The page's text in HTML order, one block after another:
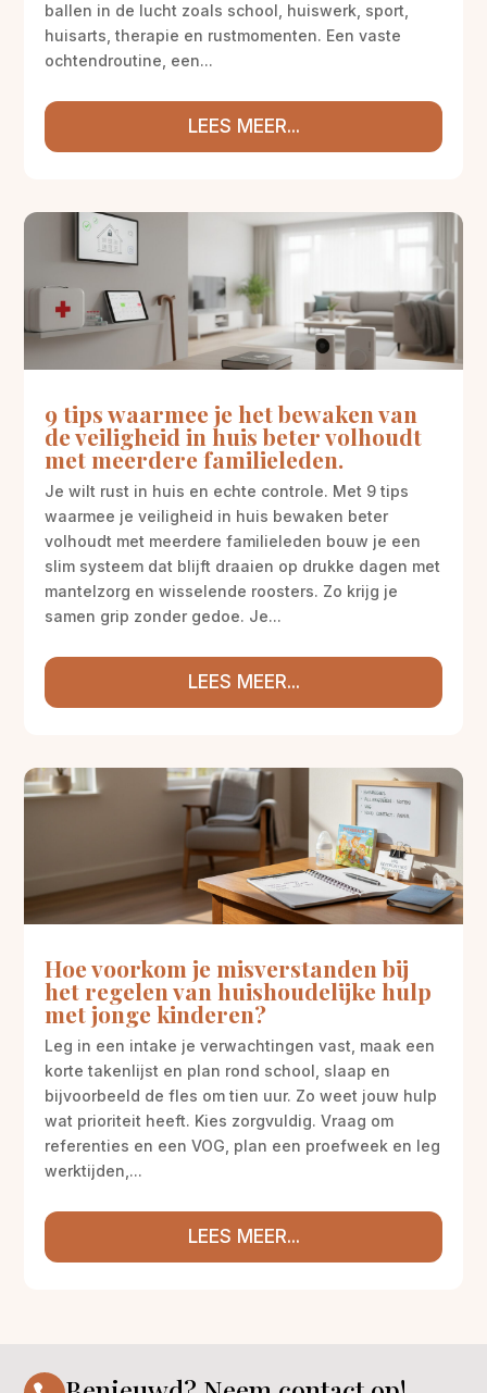
ballen in de lucht zoals school, huiswerk, sport,
huisarts, therapie en rustmomenten. Een vaste
ochtendroutine, een...
LEES MEER...
9 tips waarmee je het bewaken van
de veiligheid in huis beter volhoudt
met meerdere familieleden.
Je wilt rust in huis en echte controle. Met 9 tips
waarmee je veiligheid in huis bewaken beter
volhoudt met meerdere familieleden bouw je een
slim systeem dat blijft draaien op drukke dagen met
mantelzorg en wisselende roosters. Zo krijg je
samen grip zonder gedoe. Je...
LEES MEER...
Hoe voorkom je misverstanden bij
het regelen van huishoudelijke hulp
met jonge kinderen?
Leg in een intake je verwachtingen vast, maak een
korte takenlijst en plan rond school, slaap en
bijvoorbeeld de fles om tien uur. Zo weet jouw hulp
wat prioriteit heeft. Kies zorgvuldig. Vraag om
referenties en een VOG, plan een proefweek en leg
werktijden,...
LEES MEER...